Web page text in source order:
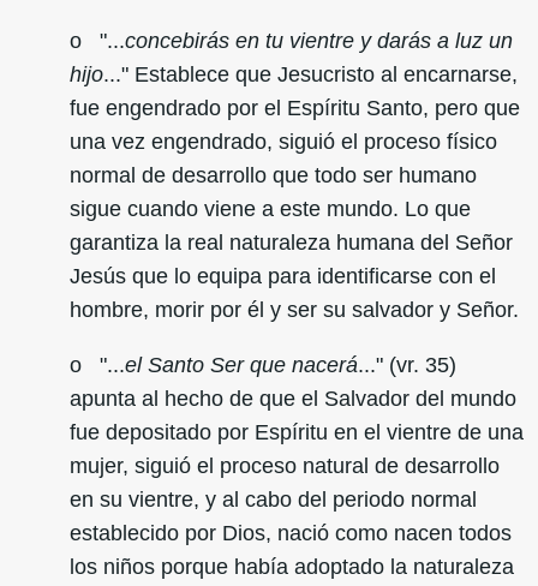
o "...concebirás en tu vientre y darás a luz un
hijo..." Establece que Jesucristo al encarnarse,
fue engendrado por el Espíritu Santo, pero que
una vez engendrado, siguió el proceso físico
normal de desarrollo que todo ser humano
sigue cuando viene a este mundo. Lo que
garantiza la real naturaleza humana del Señor
Jesús que lo equipa para identificarse con el
hombre, morir por él y ser su salvador y Señor.
o "...el Santo Ser que nacerá..." (vr. 35)
apunta al hecho de que el Salvador del mundo
fue depositado por Espíritu en el vientre de una
mujer, siguió el proceso natural de desarrollo
en su vientre, y al cabo del periodo normal
establecido por Dios, nació como nacen todos
los niños porque había adoptado la naturaleza